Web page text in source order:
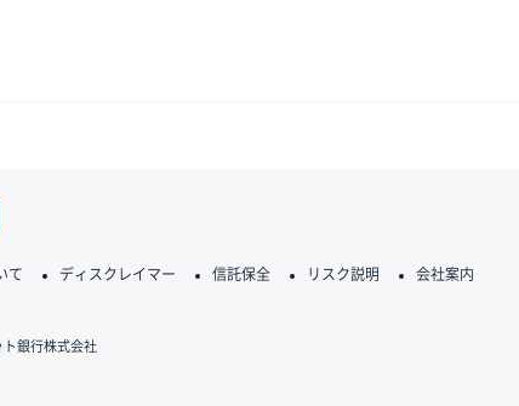
て ディスクレイマー 信託保全 リスク説明 会社案内
ト銀行株式会社